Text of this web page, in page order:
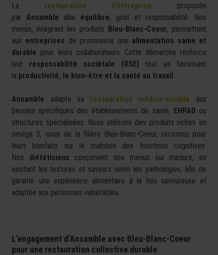
La restauration d’entreprise proposée
par Ansamble allie équilibre, goût et responsabilité. Nos
menus, intégrant les produits Bleu-Blanc-Coeur, permettent
aux entreprises de promouvoir une alimentation saine et
durable pour leurs collaborateurs. Cette démarche renforce
leur responsabilité sociétale (RSE) tout en favorisant
la productivité, le bien-être et la santé au travail.
Ansamble adapte sa restauration médico-sociale aux
besoins spécifiques des établissements de santé, EHPAD ou
structures spécialisées. Nous utilisons des produits riches en
oméga 3, issus de la filière Bleu-Blanc-Coeur, reconnus pour
leurs bienfaits sur le maintien des fonctions cognitives.
Nos diététiciens conçoivent des menus sur mesure, en
ajustant les textures et saveurs selon les pathologies, afin de
garantir une expérience alimentaire à la fois savoureuse et
adaptée aux personnes vulnérables.
L’engagement d’Ansamble avec Bleu-Blanc-Coeur
pour une restauration collective durable